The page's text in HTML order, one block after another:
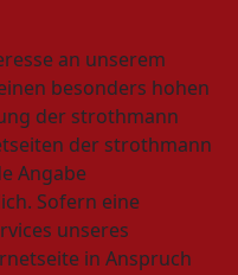
an unserem
besonders hohen
der strothmann
der strothmann
Angabe
Sofern eine
unseres
in Anspruch